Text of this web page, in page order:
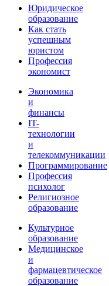
Юридическое
образование
Как стать
успешным
юристом
Профессия
экономист
Экономика
и
финансы
IT-
технологии
и
телекоммуникации
Программирование
Профессия
психолог
Религиозное
образование
Культурное
образование
Медицинское
и
фармацевтическое
образование